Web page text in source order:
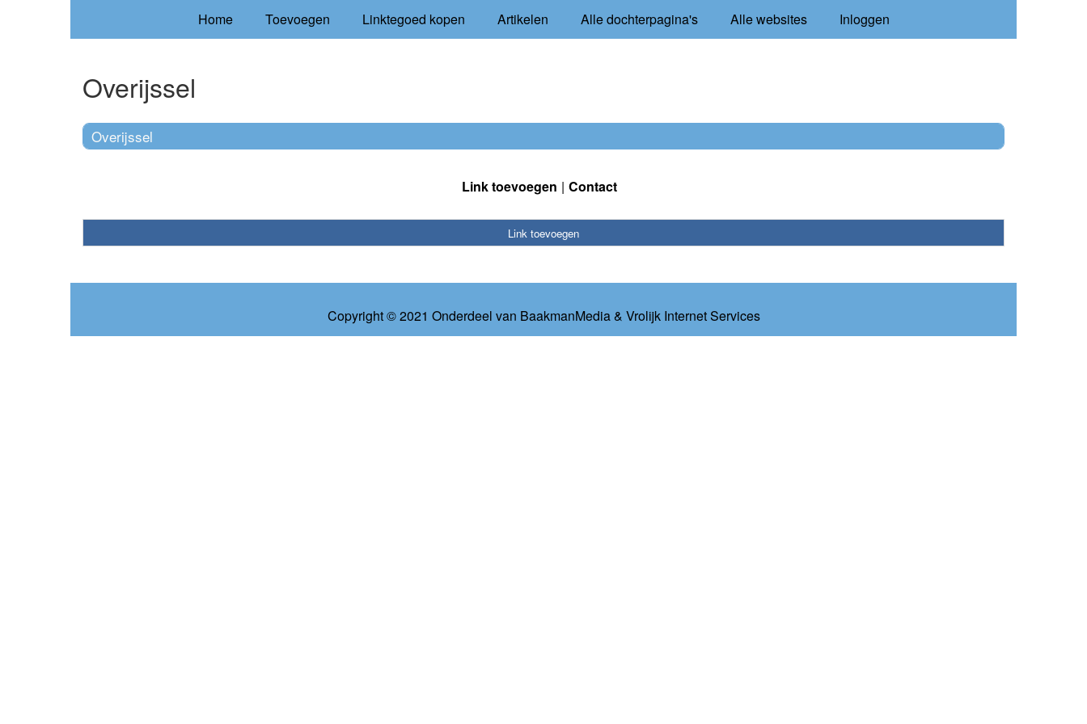
Home Toevoegen Linktegoed kopen Artikelen Alle dochterpagina's Alle websites Inloggen
Overijssel
Overijssel
Link toevoegen Contact
Link toevoegen
Copyright © 2021 Onderdeel van BaakmanMedia& Vrolijk Internet Services